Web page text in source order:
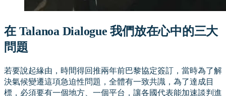
在 Talanoa Dialogue 我們放在心中的三大
問題
若要說起緣由，時間得回推兩年前巴黎協定簽訂，當時為了解
決氣候變遷這項急迫性問題，全體有一致共識，為了達成目
標，必須要有一個地方、一個平台，讓各國代表能加速談判進